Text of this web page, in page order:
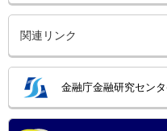
関連リンク
金融庁金融研究セン